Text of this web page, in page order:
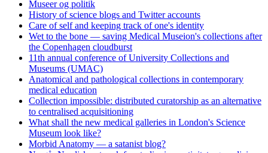
Museer og politik
History of science blogs and Twitter accounts
Care of self and keeping track of one's identity
Wet to the bone — saving Medical Museion's collections after
the Copenhagen cloudburst
11th annual conference of University Collections and
Museums (UMAC)
Anatomical and pathological collections in contemporary
medical education
Collection impossible: distributed curatorship as an alternative
to centralised acquisitioning
What shall the new medical galleries in London's Science
Museum look like?
Morbid Anatomy — a satanist blog?